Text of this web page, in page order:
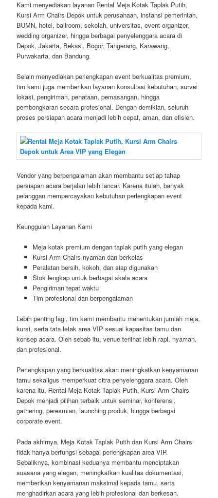
Kami menyediakan layanan Rental Meja Kotak Taplak Putih,
Kursi Arm Chairs Depok untuk perusahaan, instansi pemerintah,
BUMN, hotel, ballroom, sekolah, universitas, event organizer,
wedding organizer, hingga berbagai penyelenggara acara di
Depok, Jakarta, Bekasi, Bogor, Tangerang, Karawang,
Purwakarta, dan Bandung.
Selain menyediakan perlengkapan event berkualitas premium,
tim kami juga memberikan layanan konsultasi kebutuhan, survei
lokasi, pengiriman, penataan, pemasangan, hingga
pembongkaran secara profesional. Dengan demikian, seluruh
proses persiapan acara menjadi lebih cepat, aman, dan efisien.
Vendor yang berpengalaman akan membantu setiap tahap
persiapan acara berjalan lebih lancar. Karena itulah, banyak
pelanggan mempercayakan kebutuhan perlengkapan event
kepada kami.
Keunggulan Layanan Kami
Meja kotak premium dengan taplak putih yang elegan
Kursi Arm Chairs nyaman dan berkelas
Peralatan bersih, kokoh, dan siap digunakan
Stok lengkap untuk berbagai skala acara
Pengiriman tepat waktu
Tim profesional dan berpengalaman
Lebih penting lagi, tim kami membantu menentukan jumlah meja,
kursi, serta tata letak area VIP sesuai kapasitas tamu dan
konsep acara. Oleh sebab itu, venue terlihat lebih rapi, nyaman,
dan profesional.
Perlengkapan yang berkualitas akan meningkatkan kenyamanan
tamu sekaligus memperkuat citra penyelenggara acara. Oleh
karena itu, Rental Meja Kotak Taplak Putih, Kursi Arm Chairs
Depok menjadi pilihan terbaik untuk seminar, konferensi,
gathering, peresmian, launching produk, hingga berbagai
corporate event.
Pada akhirnya, Meja Kotak Taplak Putih dan Kursi Arm Chairs
tidak hanya berfungsi sebagai perlengkapan area VIP.
Sebaliknya, kombinasi keduanya membantu menciptakan
suasana yang elegan, meningkatkan kualitas dokumentasi,
memberikan kenyamanan maksimal kepada tamu, serta
menghadirkan acara yang lebih profesional dan berkesan.